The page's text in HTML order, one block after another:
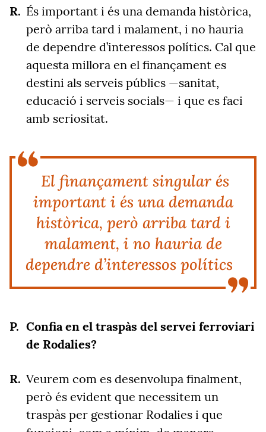
És important i és una demanda històrica,
però arriba tard i malament, i no hauria
de dependre d’interessos polítics. Cal que
aquesta millora en el finançament es
destini als serveis públics —sanitat,
educació i serveis socials— i que es faci
amb seriositat.
El finançament singular és
important i és una demanda
històrica, però arriba tard i
malament, i no hauria de
dependre d’interessos polítics
Confia en el traspàs del servei ferroviari
de Rodalies?
Veurem com es desenvolupa finalment,
però és evident que necessitem un
traspàs per gestionar Rodalies i que